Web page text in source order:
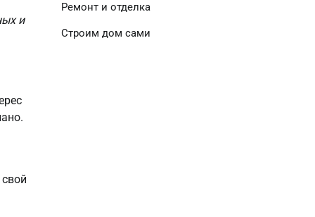
и
Ремонт и отделка
Строим дом сами